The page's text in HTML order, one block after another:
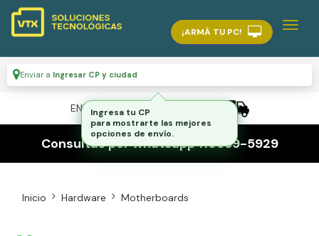
¡ARMÁ TU PC!
Enviar a Ingresar CP y ciudad
ENVÍO GRATIS A TODO EL PAÍS
Consultas por whatsapp 116559-5929
Inicio Hardware Motherboards
Ingresa tu CP
para mostrarte las mejores
opciones de envío.